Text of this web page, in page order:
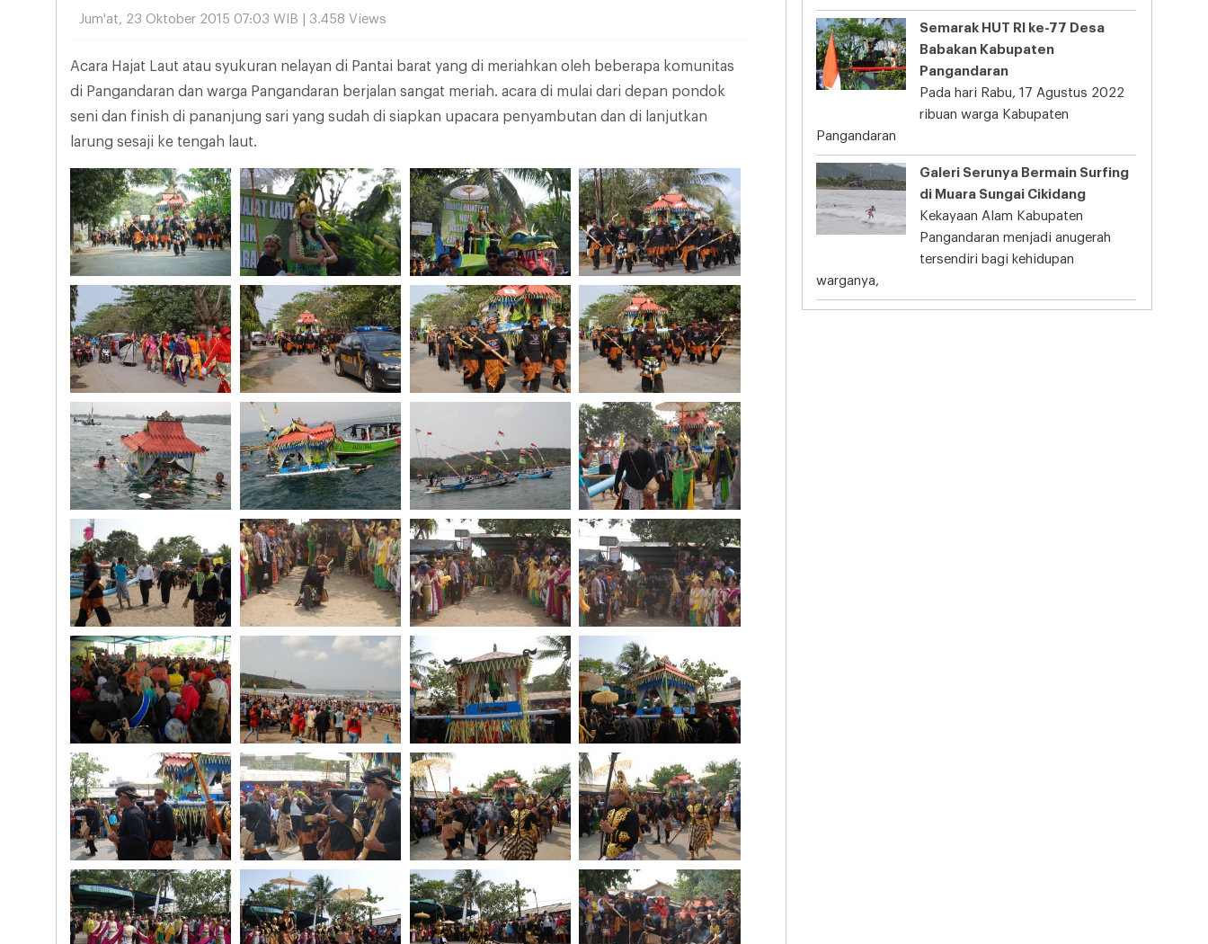
Jum'at, 23 Oktober 2015 07:03 WIB | 3.458 Views
Acara Hajat Laut atau syukuran nelayan di Pantai barat yang di meriahkan oleh beberapa komunitas
di Pangandaran dan warga Pangandaran berjalan sangat meriah. acara di mulai dari depan pondok
seni dan finish di pananjung sari yang sudah di siapkan upacara penyambutan dan di lanjutkan
larung sesaji ke tengah laut.
Semarak HUT RI ke-77 Desa
Babakan Kabupaten
Pangandaran
Pada hari Rabu, 17 Agustus 2022
ribuan warga Kabupaten
Pangandaran
Galeri Serunya Bermain Surfing
di Muara Sungai Cikidang
Kekayaan Alam Kabupaten
Pangandaran menjadi anugerah
tersendiri bagi kehidupan
warganya,